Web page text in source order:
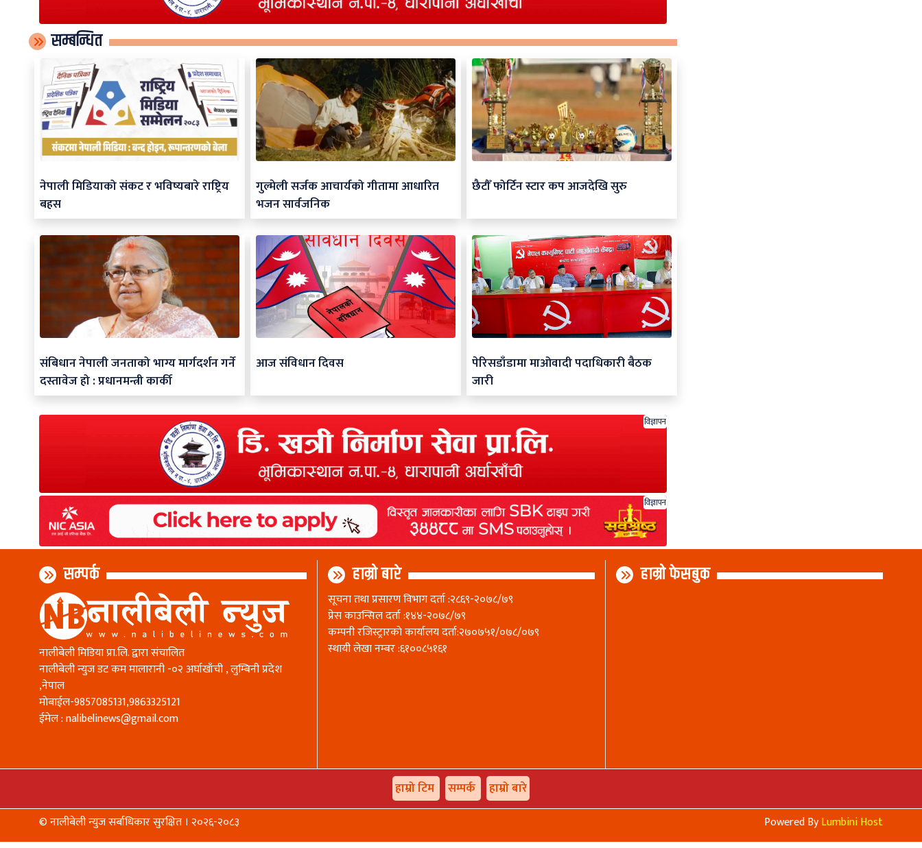
सम्बन्धित
नेपाली मिडियाको संकट र भविष्यबारे राष्ट्रिय
बहस
गुल्मेली सर्जक आचार्यको गीतामा आधारित
भजन सार्वजनिक
छैटौँ फोर्टिन स्टार कप आजदेखि सुरु
संबिधान नेपाली जनताको भाग्य मार्गदर्शन गर्ने
दस्तावेज हो : प्रधानमन्त्री कार्की
आज संविधान दिवस
पेरिसडाँडामा माओवादी पदाधिकारी बैठक
जारी
विज्ञापन
विज्ञापन
सम्पर्क
नालीबेली मिडिया प्रा.लि. द्वारा संचालित
नालीबेली न्युज डट कम मालारानी -०२ अर्घाखाँची , लुम्बिनी प्रदेश
,नेपाल
माेबाईल-9857085131,9863325121
ईमेल :nalibelinews@gmail.com
हाम्रो बारे
सूचना तथा प्रसारण विभाग दर्ता :२८६९-२०७८/७९
प्रेस काउन्सिल दर्ता :१४४-२०७८/७९
कम्पनी रजिस्ट्रारकाे कार्यालय दर्ता:२७०७५१/०७८/०७९
स्थायी लेखा नम्बर :६१००८५१६१
हाम्रो फेसबुक
हाम्रो टिम सम्पर्क हाम्रो बारे
© नालीबेली न्युज सर्बाधिकार सुरक्षित । २०२६-२०८३ Powered ByLumbini Host